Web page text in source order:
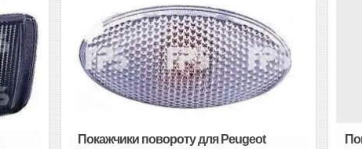
Покажчики повороту для Peugeot